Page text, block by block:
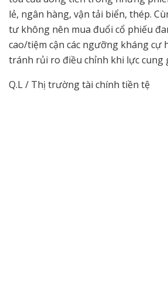
lẻ, ngân hàng, vận tải biển, thép.
tư không nên mua đuổi cổ phiếu
cao/tiệm cận các ngưỡng kháng cự
tránh rủi ro điều chỉnh khi lực cung
Q.L / Thị trường tài chính tiền tệ